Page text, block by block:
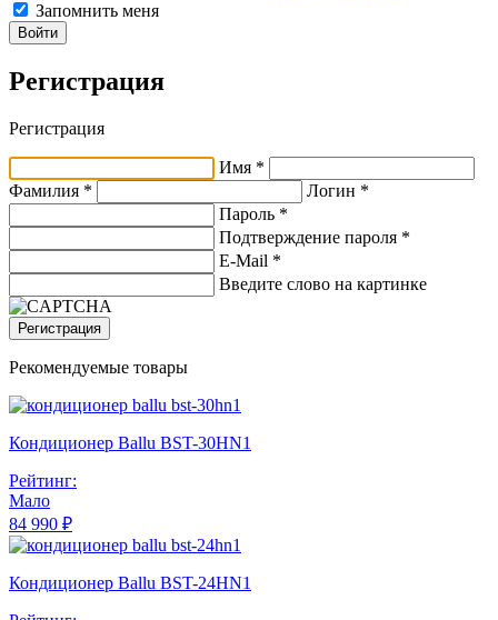
Запомнить меня
Войти
Регистрация
Регистрация
Имя *
Фамилия *
Логин *
Пароль *
Подтверждение пароля *
E-Mail *
Введите слово на картинке
Регистрация
Рекомендуемые товары
Кондиционер Ballu BST-30HN1
Рейтинг:
Мало
84 990 ₽
Кондиционер Ballu BST-24HN1